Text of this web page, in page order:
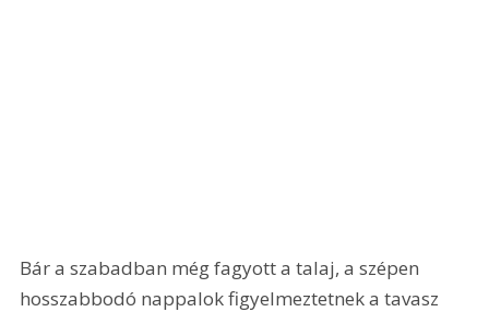
Bár a szabadban még fagyott a talaj, a szépen
hosszabbodó nappalok figyelmeztetnek a tavasz